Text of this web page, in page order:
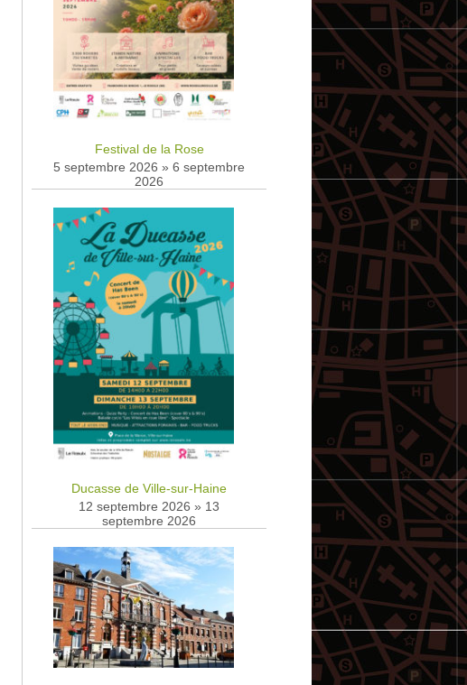
Festival de la Rose
5 septembre 2026 » 6 septembre
2026
Ducasse de Ville-sur-Haine
12 septembre 2026 » 13
septembre 2026